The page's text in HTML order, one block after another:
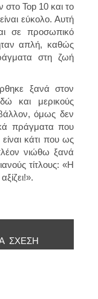
Top 10 και το
εύκολο. Αυτή
σε προσωπικό
απλή, καθώς
στη ζωή
ξανά στον
και μερικούς
όμως δεν
πράγματα που
κάτι που ως
νιώθω ξανά
τίτλους: «Η
ΣΧΈΣΗ